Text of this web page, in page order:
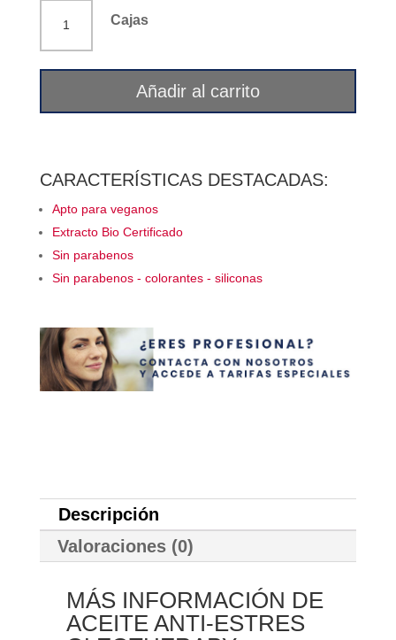
anti-
Cajas
Añadir al carrito
CARACTERÍSTICAS DESTACADAS:
Apto para veganos
Extracto Bio Certificado
Sin parabenos
Sin parabenos - colorantes - siliconas
Descripción
Valoraciones (0)
MÁS INFORMACIÓN DE
ACEITE ANTI-ESTRES